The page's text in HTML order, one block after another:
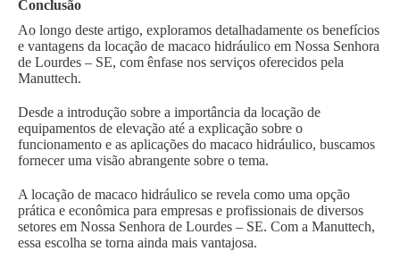
Conclusão
Ao longo deste artigo, exploramos detalhadamente os benefícios
e vantagens da locação de macaco hidráulico em Nossa Senhora
de Lourdes – SE, com ênfase nos serviços oferecidos pela
Manuttech.
Desde a introdução sobre a importância da locação de
equipamentos de elevação até a explicação sobre o
funcionamento e as aplicações do macaco hidráulico, buscamos
fornecer uma visão abrangente sobre o tema.
A locação de macaco hidráulico se revela como uma opção
prática e econômica para empresas e profissionais de diversos
setores em Nossa Senhora de Lourdes – SE. Com a Manuttech,
essa escolha se torna ainda mais vantajosa.